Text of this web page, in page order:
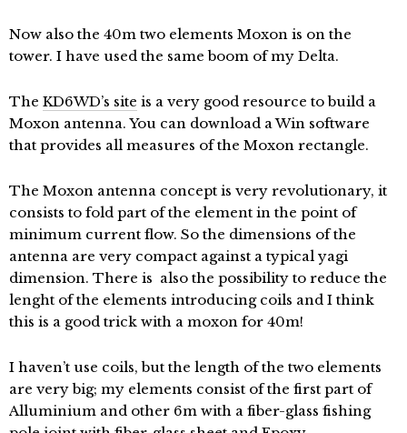
Now also the 40m two elements Moxon is on the
tower. I have used the same boom of my Delta.
The KD6WD’s site is a very good resource to build a
Moxon antenna. You can download a Win software
that provides all measures of the Moxon rectangle.
The Moxon antenna concept is very revolutionary, it
consists to fold part of the element in the point of
minimum current flow. So the dimensions of the
antenna are very compact against a typical yagi
dimension. There is also the possibility to reduce the
lenght of the elements introducing coils and I think
this is a good trick with a moxon for 40m!
I haven’t use coils, but the length of the two elements
are very big; my elements consist of the first part of
Alluminium and other 6m with a fiber-glass fishing